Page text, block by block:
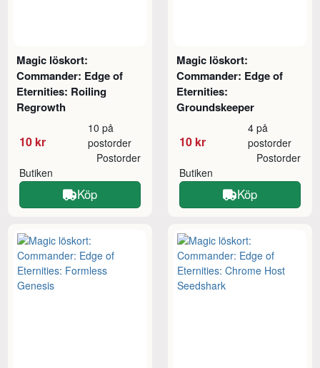
Magic löskort:
Commander: Edge of
Eternities: Roiling
Regrowth
10 kr
10 på
postorder
Butiken
Postorder
Köp
Magic löskort:
Commander: Edge of
Eternities:
Groundskeeper
10 kr
4 på
postorder
Butiken
Postorder
Köp